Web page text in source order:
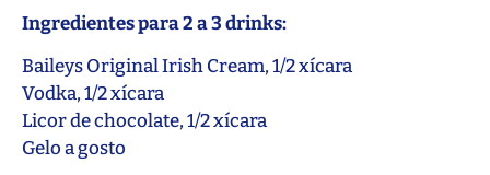
Ingredientes para 2 a 3 drinks:
Baileys Original Irish Cream, 1/2 xícara
Vodka, 1/2 xícara
Licor de chocolate, 1/2 xícara
Gelo a gosto